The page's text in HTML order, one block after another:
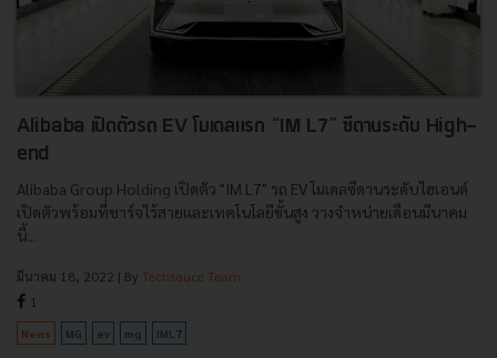
Alibaba เปิดตัวรถ EV โมเดลแรก “IM L7” ซีดานระดับ High-
end
Alibaba Group Holding เปิดตัว "IM L7" รถ EV โมเดลซีดานระดับไฮเอนด์
เปิดตัวพร้อมที่ชาร์จไร้สายและเทคโนโลยีขั้นสูง วางจำหน่ายเดือนมีนาคม
นี้...
มีนาคม 18, 2022 | By Techsauce Team
1
News MG ev mg IML7